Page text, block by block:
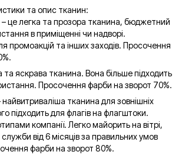
та опис тканин:
– це легка та прозора тканина, бюджетний
в приміщенні чи надворі.
промоакцій та інших заходів. Просочення
та яскрава тканина. Вона більше підходить
Просочення фарби на зворот 70%.
тканина для зовнішніх
підходить для флагів на флагштоки.
компанії. Легко майорить на вітрі,
від 6 місяців за правильних умов
фарби на зворот 80%.